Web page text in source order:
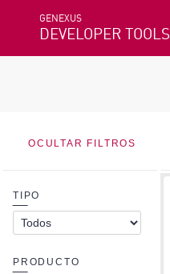
GENEXUS
DEVELOPER TOOLS